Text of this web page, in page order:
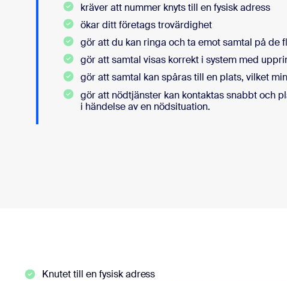
kräver att nummer knyts till en fysisk adress
ökar ditt företags trovärdighet
gör att du kan ringa och ta emot samtal på de
gör att samtal visas korrekt i system med
gör att samtal kan spåras till en plats, vilket
gör att nödtjänster kan kontaktas snabbt och
i händelse av en nödsituation.
Knutet till en fysisk adress